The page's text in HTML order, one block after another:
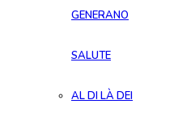
GENERANO
SALUTE
AL DI LÀ DEI